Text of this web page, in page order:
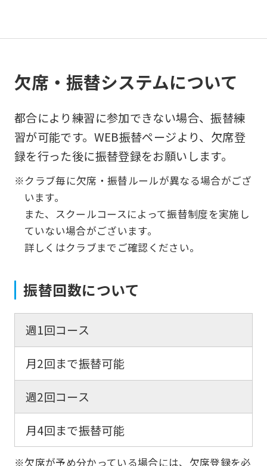
欠席・振替システムについて
都合により練習に参加できない場合、振替練
習が可能です。WEB振替ページより、欠席登
録を行った後に振替登録をお願いします。
※クラブ毎に欠席・振替ルールが異なる場合がござ
います。
また、スクールコースによって振替制度を実施し
ていない場合がございます。
詳しくはクラブまでご確認ください。
振替回数について
週1回コース
月2回まで振替可能
週2回コース
月4回まで振替可能
※欠席が予め分かっている場合には、欠席登録を必
fully
this
before
using
the